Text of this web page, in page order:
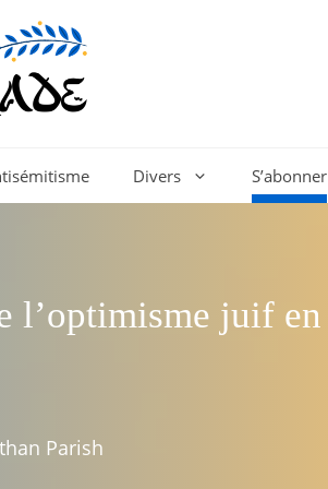
Divers S’abonner
l’optimisme juif en
Parish